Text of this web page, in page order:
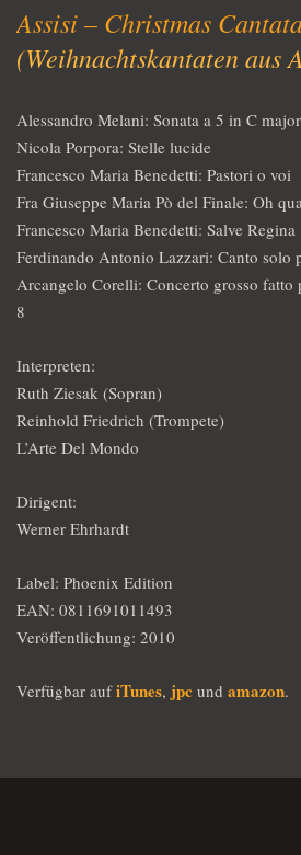
Assisi – Christmas
(Weihnachtskantaten aus
Alessandro Melani: Sonata a 5 in C major
Nicola Porpora: Stelle lucide
Francesco Maria Benedetti: Pastori o voi
Fra Giuseppe Maria Pò del Finale: Oh
Francesco Maria Benedetti: Salve Regina
Ferdinando Antonio Lazzari: Canto solo
Arcangelo Corelli: Concerto grosso fatto
8
Interpreten:
Ruth Ziesak (Sopran)
Reinhold Friedrich (Trompete)
L’Arte Del Mondo
Dirigent:
Werner Ehrhardt
Label: Phoenix Edition
EAN: 0811691011493
Veröffentlichung: 2010
Verfügbar aufiTunes, jpc und amazon.